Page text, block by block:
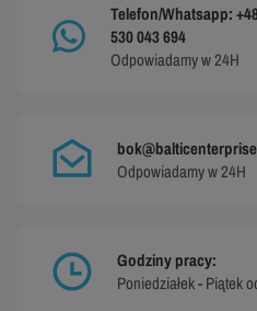
Telefon/Whatsapp:
530 043 694
Odpowiadamy w 24H
Odpowiadamy w 24H
Godziny pracy:
Poniedziałek - Piątek